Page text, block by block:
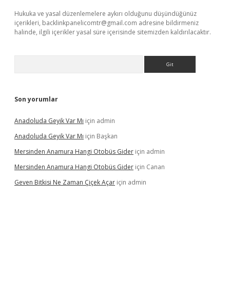
Hukuka ve yasal düzenlemelere aykırı olduğunu düşündüğünüz
içerikleri, backlinkpanelicomtr@gmail.com adresine bildirmeniz
halinde, ilgili içerikler yasal süre içerisinde sitemizden kaldırılacaktır.
Son yorumlar
Anadoluda Geyik Var Mı için admin
Anadoluda Geyik Var Mı için Başkan
Mersinden Anamura Hangi Otobüs Gider için admin
Mersinden Anamura Hangi Otobüs Gider için Canan
Geven Bitkisi Ne Zaman Çiçek Açar için admin